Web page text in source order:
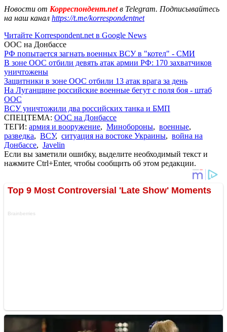
Новости от Корреспондент.netв Telegram. Подписывайтесь
на наш канал https://t.me/korrespondentnet
Читайте Korrespondent.net в Google News
ООС на Донбассе
РФ попытается загнать военных ВСУ в "котел" - СМИ
В зоне ООС отбили девять атак армии РФ: 170 захватчиков
уничтожены
Защитники в зоне ООС отбили 13 атак врага за день
На Луганщине российские военные бегут с поля боя - штаб
ООС
ВСУ уничтожили два российских танка и БМП
СПЕЦТЕМА: ООС на Донбассе
ТЕГИ: армия и вооружение, Минобороны, военные,
разведка, ВСУ, ситуация на востоке Украины, война на
Донбассе, Javelin
Если вы заметили ошибку, выделите необходимый текст и
нажмите Ctrl+Enter, чтобы сообщить об этом редакции.